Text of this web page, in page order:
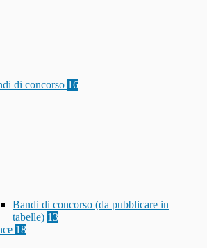
di concorso 16
Bandi di concorso (da pubblicare in
tabelle) 13
18